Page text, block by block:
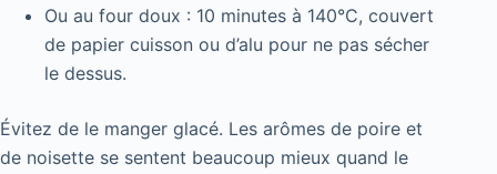
Ou au four doux : 10 minutes à 140°C, couvert
de papier cuisson ou d’alu pour ne pas sécher
le dessus.
Évitez de le manger glacé. Les arômes de poire et
de noisette se sentent beaucoup mieux quand le